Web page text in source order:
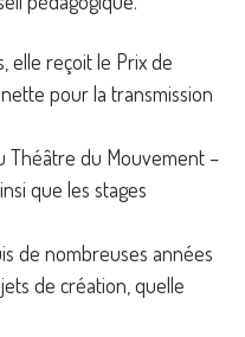
elle reçoit le Prix de
pour la transmission
Théâtre du Mouvement –
que les stages
de nombreuses années
de création, quelle